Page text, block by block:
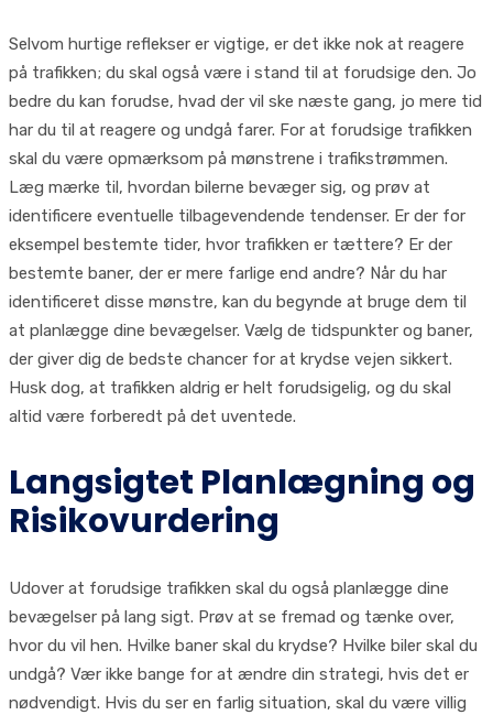
Selvom hurtige reflekser er vigtige, er det ikke nok at reagere
på trafikken; du skal også være i stand til at forudsige den. Jo
bedre du kan forudse, hvad der vil ske næste gang, jo mere tid
har du til at reagere og undgå farer. For at forudsige trafikken
skal du være opmærksom på mønstrene i trafikstrømmen.
Læg mærke til, hvordan bilerne bevæger sig, og prøv at
identificere eventuelle tilbagevendende tendenser. Er der for
eksempel bestemte tider, hvor trafikken er tættere? Er der
bestemte baner, der er mere farlige end andre? Når du har
identificeret disse mønstre, kan du begynde at bruge dem til
at planlægge dine bevægelser. Vælg de tidspunkter og baner,
der giver dig de bedste chancer for at krydse vejen sikkert.
Husk dog, at trafikken aldrig er helt forudsigelig, og du skal
altid være forberedt på det uventede.
Langsigtet Planlægning og
Risikovurdering
Udover at forudsige trafikken skal du også planlægge dine
bevægelser på lang sigt. Prøv at se fremad og tænke over,
hvor du vil hen. Hvilke baner skal du krydse? Hvilke biler skal du
undgå? Vær ikke bange for at ændre din strategi, hvis det er
nødvendigt. Hvis du ser en farlig situation, skal du være villig